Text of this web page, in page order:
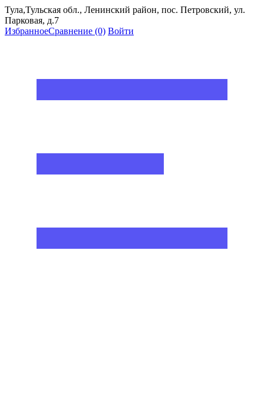
Тула,Тульская обл., Ленинский район, пос. Петровский, ул.
Парковая, д.7
ИзбранноеСравнение (0) Войти